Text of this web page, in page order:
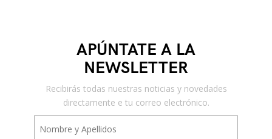
APÚNTATE A LA
NEWSLETTER
Recibirás todas nuestras noticias y novedades
directamente e tu correo electrónico.